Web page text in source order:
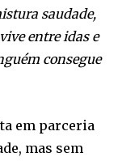
saudade,
entre idas e
consegue
em parceria
mas sem